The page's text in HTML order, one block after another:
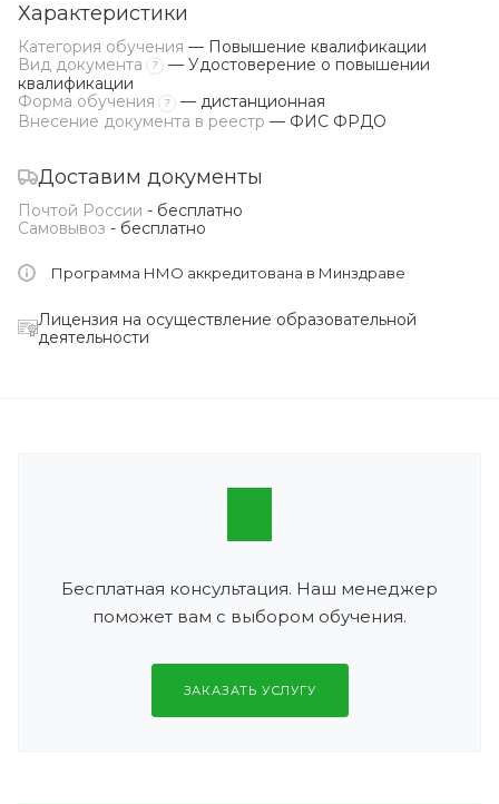
Характеристики
Категория обучения — Повышение квалификации
Вид документа
?
— Удостоверение о повышении
квалификации
Форма обучения
?
— дистанционная
Внесение документа в реестр — ФИС ФРДО
Доставим документы
Почтой России - бесплатно
Самовывоз - бесплатно
Программа НМО аккредитована в Минздраве
Лицензия на осуществление образовательной
деятельности
Бесплатная консультация. Наш менеджер
поможет вам с выбором обучения.
ЗАКАЗАТЬ УСЛУГУ